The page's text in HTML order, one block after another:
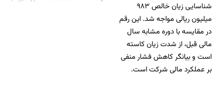
شناسایی زیان خالص ۹۸۳
میلیون ریالی مواجه شد. این رقم
در مقایسه با دوره مشابه سال
مالی قبل، از شدت زیان کاسته
است و بیانگر کاهش فشار منفی
بر عملکرد مالی شرکت است.